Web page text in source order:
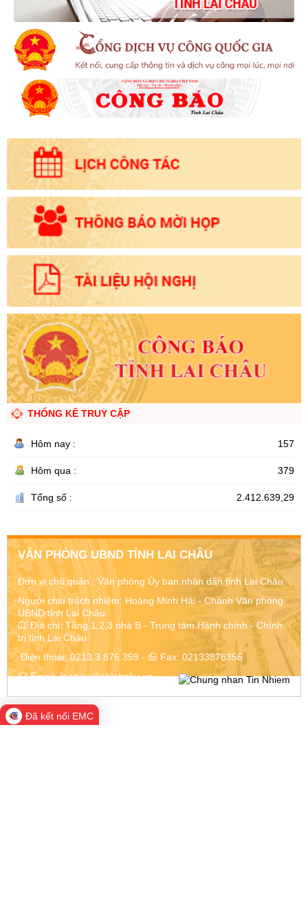
THỐNG KÊ TRUY CẬP
Hôm nay : 157
Hôm qua : 379
Tổng số : 2.412.639,29
VĂN PHÒNG UBND TỈNH LAI CHÂU
Đơn vị chủ quản :Văn phòng Ủy ban nhân dân tỉnh Lai Châu
Người chịu trách nhiệm: Hoàng Minh Hải - Chánh Văn phòng
UBND tỉnh Lai Châu
Địa chỉ: Tầng 1,2,3 nhà B - Trung tâm Hành chính - Chính
trị tỉnh Lai Châu
Điện thoại:0213.3.876.359 - Fax: 02133876356
Email:laichau@chinhphu.vn
Đã kết nối EMC